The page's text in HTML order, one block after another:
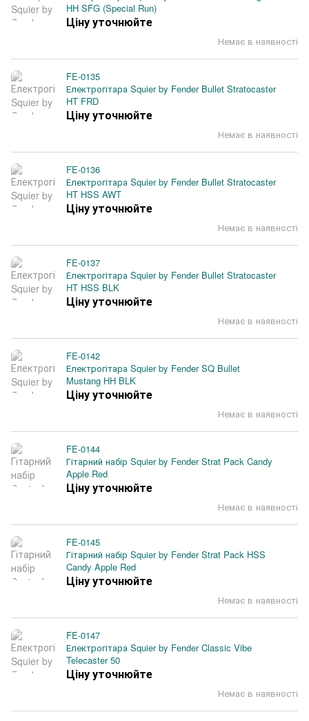
HH SFG (Special Run)
Немає в наявності
Ціну уточнюйте
FE-0135
Електрогітара Squier by Fender Bullet Stratocaster
HT FRD
Немає в наявності
Ціну уточнюйте
FE-0136
Електрогітара Squier by Fender Bullet Stratocaster
HT HSS AWT
Немає в наявності
Ціну уточнюйте
FE-0137
Електрогітара Squier by Fender Bullet Stratocaster
HT HSS BLK
Немає в наявності
Ціну уточнюйте
FE-0142
Електрогітара Squier by Fender SQ Bullet
Mustang HH BLK
Немає в наявності
Ціну уточнюйте
FE-0144
Гітарний набір Squier by Fender Strat Pack Candy
Apple Red
Немає в наявності
Ціну уточнюйте
FE-0145
Гітарний набір Squier by Fender Strat Pack HSS
Candy Apple Red
Немає в наявності
Ціну уточнюйте
FE-0147
Електрогітара Squier by Fender Classic Vibe
Telecaster 50
Немає в наявності
Ціну уточнюйте